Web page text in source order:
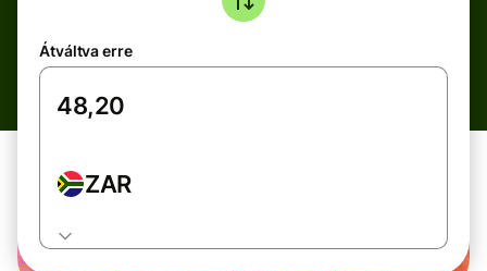
Átváltva erre
ZAR